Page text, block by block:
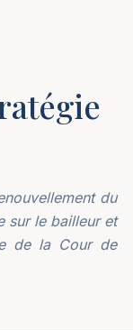
du
sur le bailleur et
de la Cour de